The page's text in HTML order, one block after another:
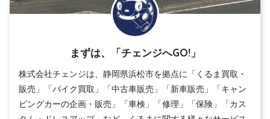
まずは、「チェンジへGO!」
株式会社チェンジは、静岡県浜松市を拠点に「くるま買取・
販売」「バイク買取」「中古車販売」「新車販売」「キャン
ピングカーの企画・販売」「車検」「修理」「保険」「カス